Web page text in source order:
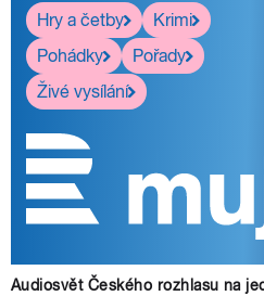
Hry a četby
Krimi
Pohádky
Pořady
Živé vysílání
Audiosvět Českého rozhlasu na